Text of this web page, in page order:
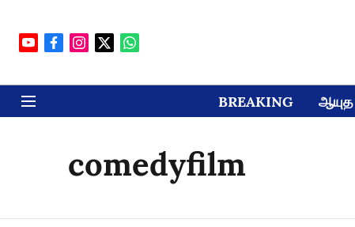
BREAKING ஆயுத
comedyfilm